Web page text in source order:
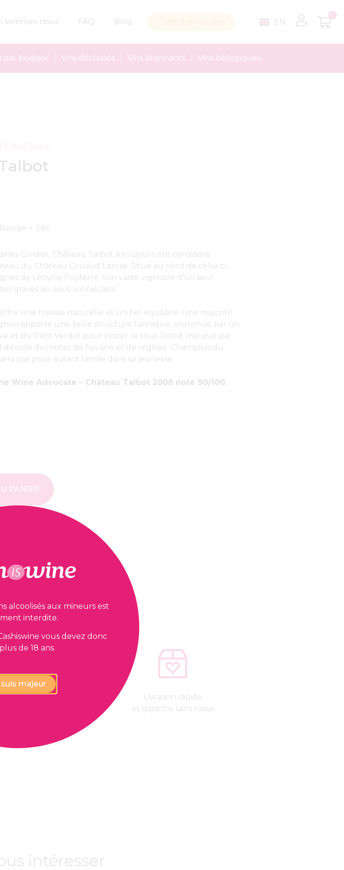
sommes-nous FAQ Blog EN
0
par budget Vins déclassés Vins étonnants Vins biologiques
Cru Classé
Rouge Sec
Cordier, Château Talbot a toujours été considéré
du Château Gruaud Larose. Situé au nord de celui-ci,
de Léoville Poyferré. Son vaste vignoble d’un seul
graves au sous-sol calcaire.
une finesse naturelle et un bel équilibre. Une majorité
apporte une belle structure tannique, soutenue par un
et du Petit Verdot pour épicer le tout. Rond, marqué par
dévoile des notes de havane et de réglisse. Champion du
pas pour autant timide dans sa jeunesse.
Wine Advocate – Château Talbot 2008 noté 90/100.
PANIER
Paiement 100%
Livraison rapide
et garantie sans casse
intéresser
alcoolisés aux mineurs est
interdite.
vous devez donc
de 18 ans.
suis majeur